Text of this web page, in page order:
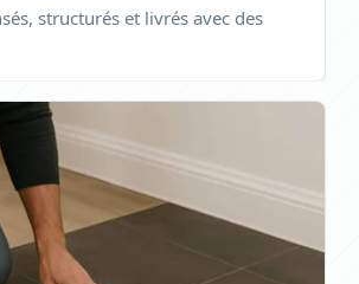
structurés et livrés avec des